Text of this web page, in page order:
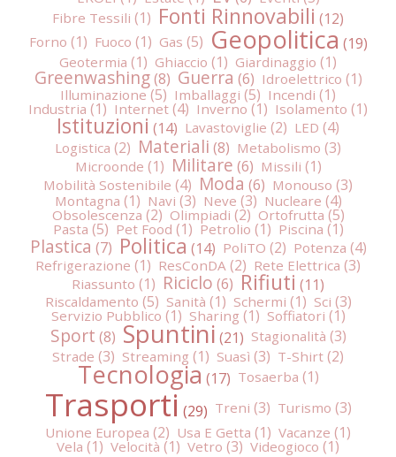
Fibre Tessili
Fonti Rinnovabili
Forno Fuoco Gas Geopolitica
Geotermia Ghiaccio Giardinaggio
Greenwashing Guerra
Idroelettrico
Illuminazione
Imballaggi
Incendi
Industria
Internet Inverno Isolamento
Istituzioni Lavastoviglie
LED
Logistica
Materiali
Metabolismo
Microonde
Militare
Missili
Mobilità Sostenibile
Moda
Monouso
Montagna
Navi Neve
Nucleare
Obsolescenza
Olimpiadi
Ortofrutta
Pasta
Pet Food Petrolio Piscina
Plastica Politica PoliTO
Potenza
Refrigerazione
ResConDA
Rete Elettrica
Riassunto
Riciclo Rifiuti
Riscaldamento Sanità Schermi
Sci
Servizio Pubblico
Sharing Soffiatori
Sport Spuntini
Stagionalità
Strade
Streaming Suasì T-Shirt
Tecnologia Tosaerba
Trasporti Treni
Turismo
Unione Europea
Usa E Getta
Vacanze
Vela
Velocità Vetro Videogioco